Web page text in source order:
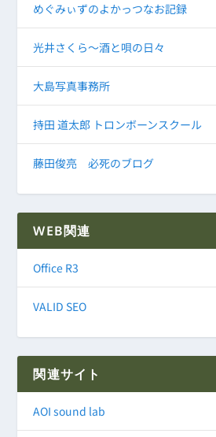
めぐみぃずのよかっつなお記録
光井さくら～酒と唄の日々
大島写真事務所
持田 道太郎 トロンボーンスクール
藤田俊亮 必死のブログ
WEB関連
Office R3
VALID SEO
関連サイト
AOI sound lab